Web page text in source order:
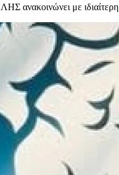
ανακοινώνει με